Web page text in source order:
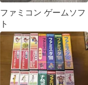
ファミコン ゲームソフ
ト